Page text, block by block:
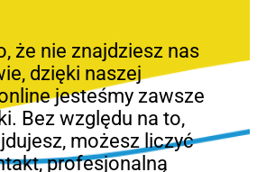
że nie znajdziesz nas
dzięki naszej
jesteśmy zawsze
Bez względu na to,
możesz liczyć
profesjonalną